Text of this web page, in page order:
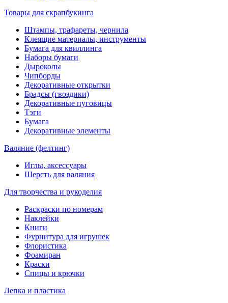
Товары для скрапбукинга
Штампы, трафареты, чернила
Клеящие материалы, инструменты
Бумага для квиллинга
Наборы бумаги
Дыроколы
Чипборды
Декоративные открытки
Брадсы (гвоздики)
Декоративные пуговицы
Тэги
Бумага
Декоративные элементы
Валяние (фелтинг)
Иглы, аксессуары
Шерсть для валяния
Для творчества и рукоделия
Раскраски по номерам
Наклейки
Книги
Фурнитура для игрушек
Флористика
Фоамиран
Краски
Спицы и крючки
Лепка и пластика